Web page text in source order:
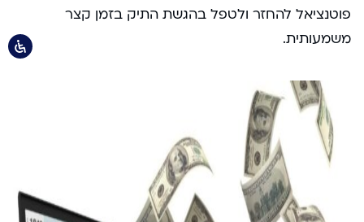
פוטנציאל להחזר ולטפל בהגשת התיק בזמן קצר
משמעותית.